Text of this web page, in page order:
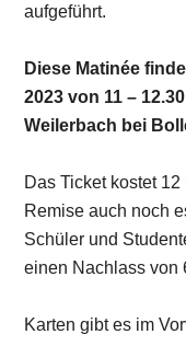
aufgeführt.
Diese Matinée
2023 von 11 –
Weilerbach bei
Das Ticket kostet
Remise auch noch
Schüler und
einen Nachlass von
Karten gibt es im